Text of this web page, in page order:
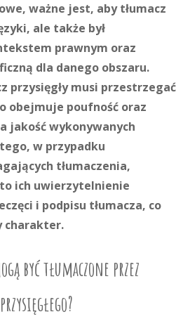
ważne jest, aby tłumacz
ale także był
prawnym oraz
dla danego obszaru.
przysięgły musi przestrzegać
obejmuje poufność oraz
jakość wykonywanych
w przypadku
tłumaczenia,
ich uwierzytelnienie
i podpisu tłumacza, co
charakter.
być tłumaczone przez